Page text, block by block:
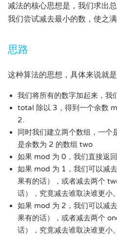
减法的核心思想是，我们求出
我们尝试减去最小的数，使之满
思路
这种算法的思想，具体来说就是
我们将所有的数字加起来，我
total 除以 3，得到一个余数
2.
同时我们建立两个数组，一
是余数为 2 的数组 two
如果 mod 为 0，我们直接返回
如果 mod 为 1，我们可以减
果有的话），或者减去两个
话），究竟减去谁取决谁更小。
如果 mod 为 2，我们可以减
果有的话），或者减去两个
话），究竟减去谁取决谁更小。